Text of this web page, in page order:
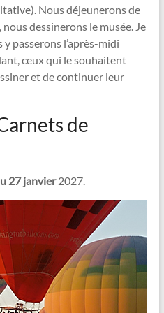
Nous déjeunerons de
dessinerons le musée. Je
passerons l’après-midi
ceux qui le souhaitent
et de continuer leur
de
27 janvier2027.